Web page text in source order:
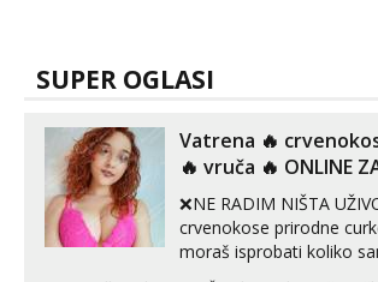
SUPER OGLASI
Vatrena ‎️‍🔥
‎️‍🔥 vruča‎ ️‍🔥 ONLINE
❌NE RADIM NIŠTA UŽIVO❌
crvenokose prirodne
moraš isprobati koliko
MLADA vražica koja ima